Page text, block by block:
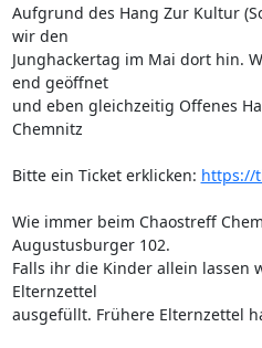
Aufgrund des Hang Zur Kultur
wir den
Junghackertag im Mai dort hin.
end geöffnet
und eben gleichzeitig Offenes
Chemnitz
Bitte ein Ticket erklicken: https://
Wie immer beim Chaostreff
Augustusburger 102.
Falls ihr die Kinder allein lassen
Elternzettel
ausgefüllt. Frühere Elternzettel